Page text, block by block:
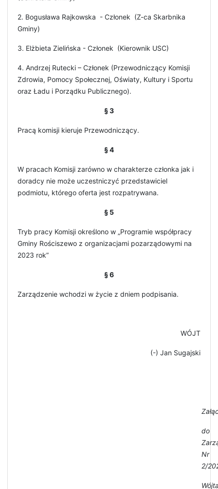
2. Bogusława Rajkowska - Członek (Z-ca Skarbnika
Gminy)
3. Elżbieta Zielińska - Członek (Kierownik USC)
4. Andrzej Rutecki – Członek (Przewodniczący Komisji
Zdrowia, Pomocy Społecznej, Oświaty, Kultury i Sportu
oraz Ładu i Porządku Publicznego).
§ 3
Pracą komisji kieruje Przewodniczący.
§ 4
W pracach Komisji zarówno w charakterze członka jak i
doradcy nie może uczestniczyć przedstawiciel
podmiotu, którego oferta jest rozpatrywana.
§ 5
Tryb pracy Komisji określono w „Programie współpracy
Gminy Rościszewo z organizacjami pozarządowymi na
2023 rok”
§ 6
Zarządzenie wchodzi w życie z dniem podpisania.
WÓJT
(-) Jan Sugajski
do
Nr
2/